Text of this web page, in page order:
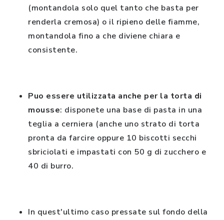
(montandola solo quel tanto che basta per
renderla cremosa) o il ripieno delle fiamme,
montandola fino a che diviene chiara e
consistente.
Puo essere utilizzata anche per la torta di
mousse: disponete una base di pasta in una
teglia a cerniera (anche uno strato di torta
pronta da farcire oppure 10 biscotti secchi
sbriciolati e impastati con 50 g di zucchero e
40 di burro.
In quest'ultimo caso pressate sul fondo della